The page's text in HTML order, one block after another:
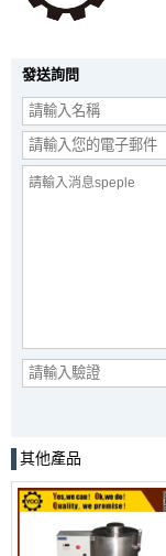
發送詢問
其他產品